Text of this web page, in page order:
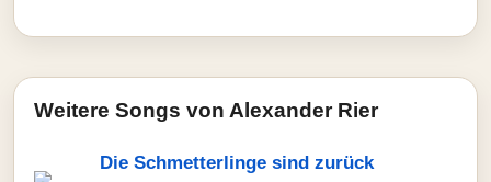
Weitere Songs von Alexander Rier
Die Schmetterlinge sind zurück